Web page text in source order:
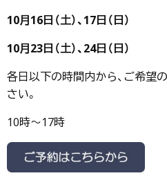
10月16日（土）、17日（日）
10月23日（土）、24日（日）
各日以下の時間内から、ご希望
さい。
10時～17時